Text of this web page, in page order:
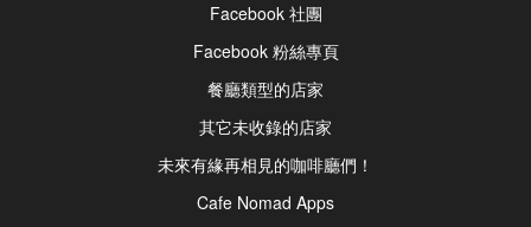
Facebook 社團
Facebook 粉絲專頁
餐廳類型的店家
其它未收錄的店家
未來有緣再相見的咖啡廳們！
Cafe Nomad Apps